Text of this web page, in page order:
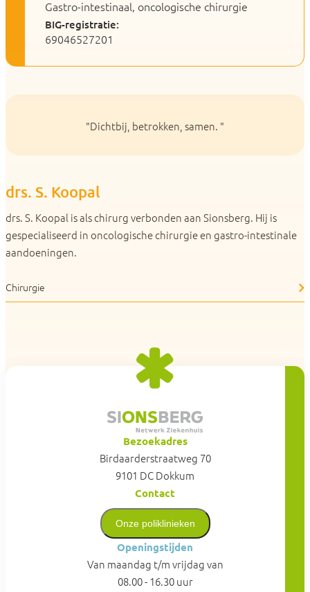
Gastro-intestinaal, oncologische chirurgie
BIG-registratie:
69046527201
"Dichtbij, betrokken, samen. "
drs. S. Koopal
drs. S. Koopal is als chirurg verbonden aan Sionsberg. Hij is
gespecialiseerd in oncologische chirurgie en gastro-intestinale
aandoeningen.
Chirurgie
Bezoekadres
Birdaarderstraatweg 70
9101 DC Dokkum
Contact
Onze poliklinieken
Openingstijden
Van maandag t/m vrijdag van
08.00 - 16.30 uur